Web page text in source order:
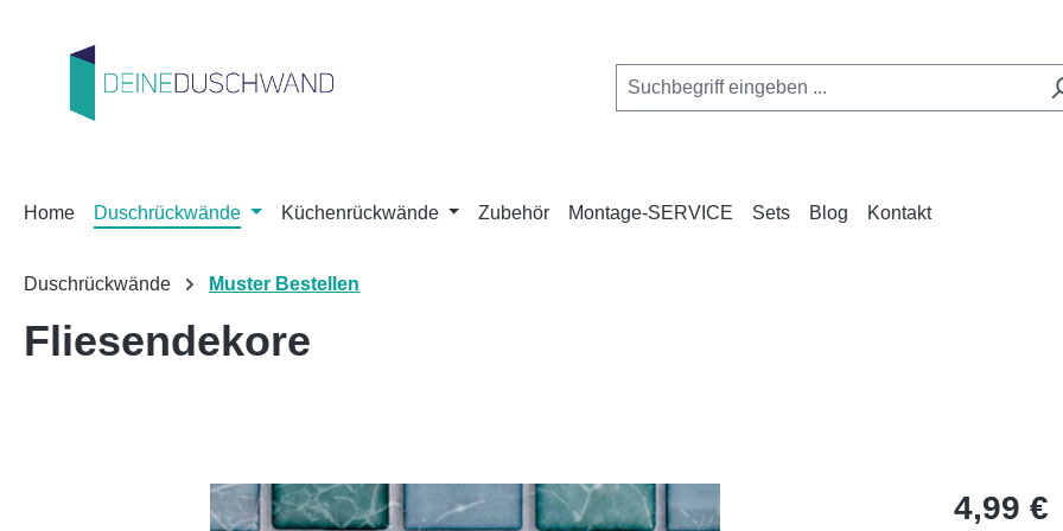
Home Duschrückwände Küchenrückwände Zubehör Montage-SERVICE Sets Blog Kontakt
Duschrückwände Muster Bestellen
Fliesendekore
Regulärer
4,99 €